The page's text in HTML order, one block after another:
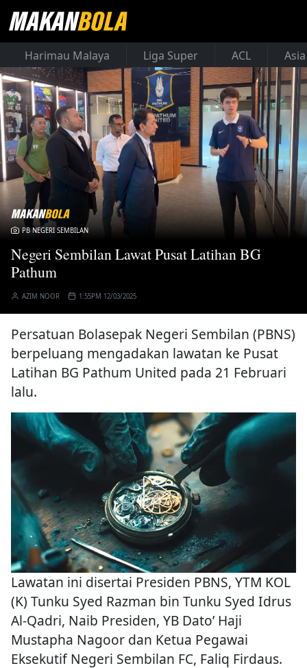
Harimau Malaya Liga Super ACL
PB NEGERI SEMBILAN
Negeri Sembilan Lawat Pusat Latihan BG
Pathum
AZIM NOOR 1:55PM 12/03/2025
Persatuan Bolasepak Negeri Sembilan (PBNS)
berpeluang mengadakan lawatan ke Pusat
Latihan BG Pathum United pada 21 Februari
lalu.
Lawatan ini disertai Presiden PBNS, YTM KOL
(K) Tunku Syed Razman bin Tunku Syed Idrus
Al-Qadri, Naib Presiden, YB Dato’ Haji
Mustapha Nagoor dan Ketua Pegawai
Eksekutif Negeri Sembilan FC, Faliq Firdaus.